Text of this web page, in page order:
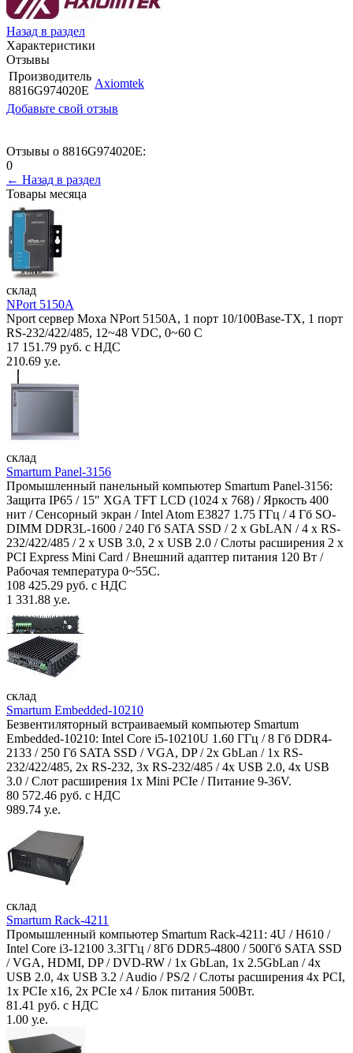
Назад в раздел
Характеристики
Отзывы
Производитель
8816G974020E
Axiomtek
Добавьте свой отзыв
Отзывы о 8816G974020E:
0
← Назад в раздел
Товары месяца
склад
NPort 5150A
Nport сервер Moxa NPort 5150A, 1 порт 10/100Base-TX, 1 порт
RS-232/422/485, 12~48 VDC, 0~60 С
17 151.79 руб. с НДС
210.69 у.е.
склад
Smartum Panel-3156
Промышленный панельный компьютер Smartum Panel-3156:
Защита IP65 / 15" XGA TFT LCD (1024 x 768) / Яркость 400
нит / Сенсорный экран / Intel Atom E3827 1.75 ГГц / 4 Гб SO-
DIMM DDR3L-1600 / 240 Гб SATA SSD / 2 x GbLAN / 4 x RS-
232/422/485 / 2 x USB 3.0, 2 x USB 2.0 / Слоты расширения 2 x
PCI Express Mini Card / Внешний адаптер питания 120 Вт /
Рабочая температура 0~55C.
108 425.29 руб. с НДС
1 331.88 у.е.
склад
Smartum Embedded-10210
Безвентиляторный встраиваемый компьютер Smartum
Embedded-10210: Intel Core i5-10210U 1.60 ГГц / 8 Гб DDR4-
2133 / 250 Гб SATA SSD / VGA, DP / 2х GbLan / 1х RS-
232/422/485, 2x RS-232, 3x RS-232/485 / 4x USB 2.0, 4х USB
3.0 / Слот расширения 1x Mini PCIe / Питание 9-36V.
80 572.46 руб. с НДС
989.74 у.е.
склад
Smartum Rack-4211
Промышленный компьютер Smartum Rack-4211: 4U / H610 /
Intel Core i3-12100 3.3ГГц / 8Гб DDR5-4800 / 500Гб SATA SSD
/ VGA, HDMI, DP / DVD-RW / 1x GbLan, 1x 2.5GbLan / 4x
USB 2.0, 4x USB 3.2 / Audio / PS/2 / Слоты расширения 4x PCI,
1x PCIe x16, 2x PCIe x4 / Блок питания 500Вт.
81.41 руб. с НДС
1.00 у.е.